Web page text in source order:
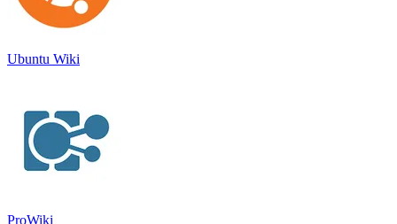
Ubuntu Wiki
ProWiki